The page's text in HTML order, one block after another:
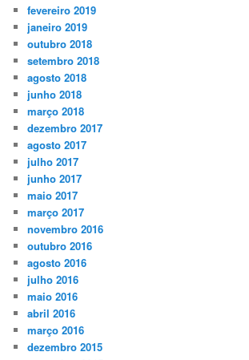
fevereiro 2019
janeiro 2019
outubro 2018
setembro 2018
agosto 2018
junho 2018
março 2018
dezembro 2017
agosto 2017
julho 2017
junho 2017
maio 2017
março 2017
novembro 2016
outubro 2016
agosto 2016
julho 2016
maio 2016
abril 2016
março 2016
dezembro 2015